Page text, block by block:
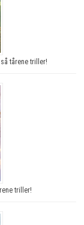
tårene triller!
triller!